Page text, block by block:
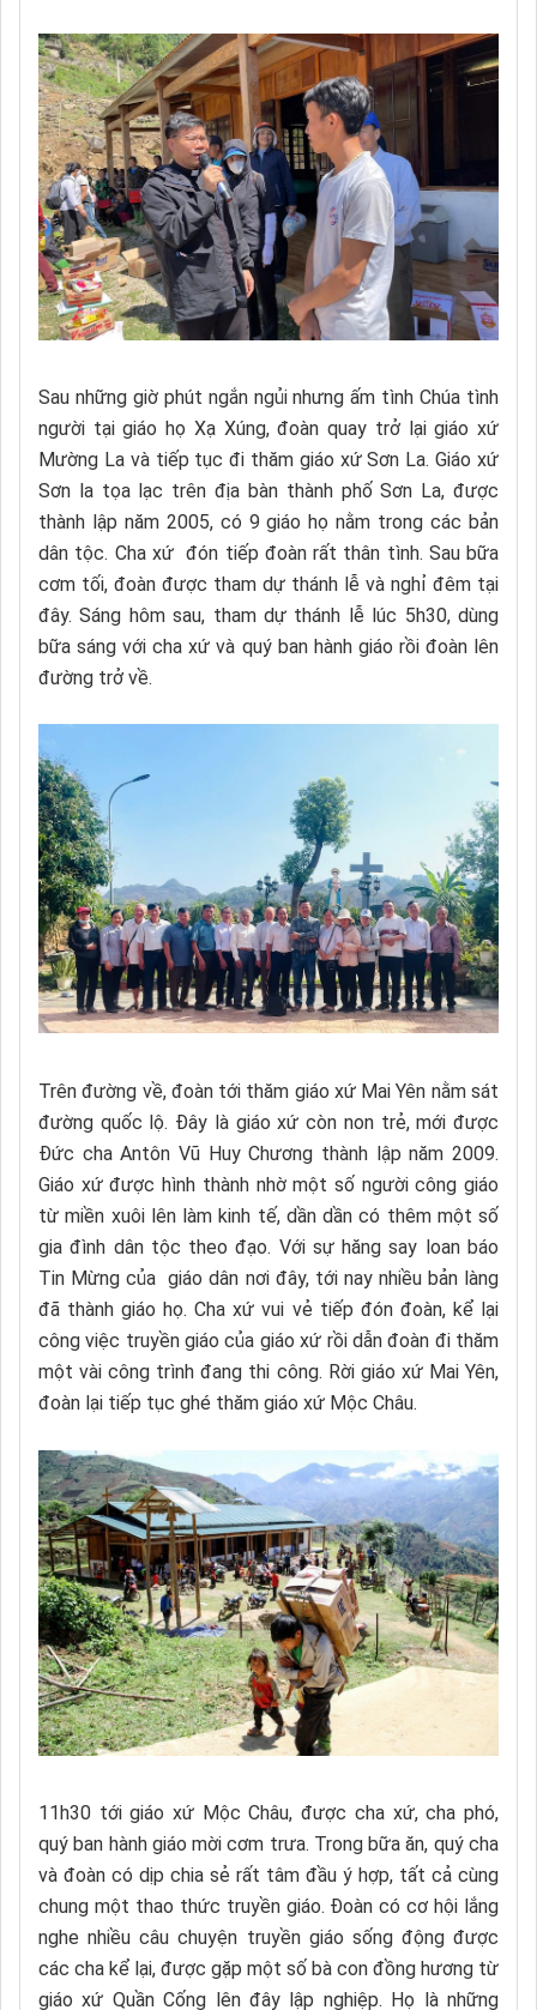
Sau những giờ phút ngắn ngủi nhưng ấm tình Chúa tình
người tại giáo họ Xạ Xúng, đoàn quay trở lại giáo xứ
Mường La và tiếp tục đi thăm giáo xứ Sơn La. Giáo xứ
Sơn la tọa lạc trên địa bàn thành phố Sơn La, được
thành lập năm 2005, có 9 giáo họ nằm trong các bản
dân tộc. Cha xứ đón tiếp đoàn rất thân tình. Sau bữa
cơm tối, đoàn được tham dự thánh lễ và nghỉ đêm tại
đây. Sáng hôm sau, tham dự thánh lễ lúc 5h30, dùng
bữa sáng với cha xứ và quý ban hành giáo rồi đoàn lên
đường trở về.
Trên đường về, đoàn tới thăm giáo xứ Mai Yên nằm sát
đường quốc lộ. Đây là giáo xứ còn non trẻ, mới được
Đức cha Antôn Vũ Huy Chương thành lập năm 2009.
Giáo xứ được hình thành nhờ một số người công giáo
từ miền xuôi lên làm kinh tế, dần dần có thêm một số
gia đình dân tộc theo đạo. Với sự hăng say loan báo
Tin Mừng của giáo dân nơi đây, tới nay nhiều bản làng
đã thành giáo họ. Cha xứ vui vẻ tiếp đón đoàn, kể lại
công việc truyền giáo của giáo xứ rồi dẫn đoàn đi thăm
một vài công trình đang thi công. Rời giáo xứ Mai Yên,
đoàn lại tiếp tục ghé thăm giáo xứ Mộc Châu.
11h30 tới giáo xứ Mộc Châu, được cha xứ, cha phó,
quý ban hành giáo mời cơm trưa. Trong bữa ăn, quý cha
và đoàn có dịp chia sẻ rất tâm đầu ý hợp, tất cả cùng
chung một thao thức truyền giáo. Đoàn có cơ hội lắng
nghe nhiều câu chuyện truyền giáo sống động được
các cha kể lại, được gặp một số bà con đồng hương từ
giáo xứ Quần Cống lên đây lập nghiệp. Họ là những